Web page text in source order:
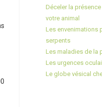
Déceler la
votre animal
Les envenimations
serpents
Les maladies de la
Les urgences
Le globe vésical